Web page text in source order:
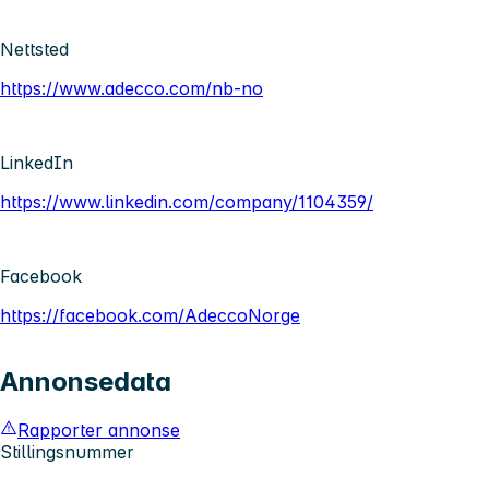
Nettsted
https://www.adecco.com/nb-no
LinkedIn
https://www.linkedin.com/company/1104359/
Facebook
https://facebook.com/AdeccoNorge
Annonsedata
Rapporter annonse
Stillingsnummer